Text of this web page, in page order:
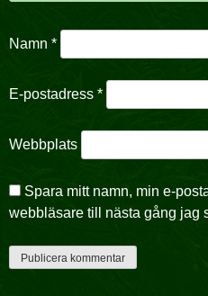
Namn *
E-postadress *
Webbplats
Spara mitt namn, min e-
webbläsare till nästa gång jag